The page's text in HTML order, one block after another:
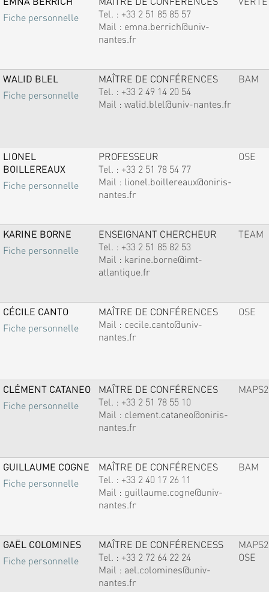
Fiche personnelle
Tel. : +33 2 51 85 85 57
Mail : emna.berrich@univ-
nantes.fr
WALID BLEL
Fiche personnelle
MAÎTRE DE CONFÉRENCES
Tel. : +33 2 49 14 20 54
Mail : walid.blel@univ-nantes.fr
BAM
LIONEL
BOILLEREAUX
Fiche personnelle
PROFESSEUR
Tel. : +33 2 51 78 54 77
Mail : lionel.boillereaux@oniris-
nantes.fr
OSE
KARINE BORNE
Fiche personnelle
ENSEIGNANT CHERCHEUR
Tel. : +33 2 51 85 82 53
Mail : karine.borne@imt-
atlantique.fr
TEAM
CÉCILE CANTO
Fiche personnelle
MAÎTRE DE CONFÉRENCES
Mail : cecile.canto@univ-
nantes.fr
OSE
CLÉMENT CATANEO
Fiche personnelle
MAÎTRE DE CONFÉRENCES
Tel. : +33 2 51 78 55 10
Mail : clement.cataneo@oniris-
nantes.fr
MAPS2
GUILLAUME COGNE
Fiche personnelle
MAÎTRE DE CONFÉRENCES
Tel. : +33 2 40 17 26 11
Mail : guillaume.cogne@univ-
nantes.fr
BAM
GAËL COLOMINES
Fiche personnelle
MAÎTRE DE CONFÉRENCESS
Tel. : +33 2 72 64 22 24
Mail : ael.colomines@univ-
nantes.fr
MAPS2
OSE